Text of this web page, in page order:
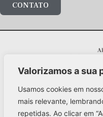
Valorizamos a sua
Usamos cookies em
mais relevante,
repetidas. Ao clicar em
CONTATO
Al.
Jd. Paulista /
+55